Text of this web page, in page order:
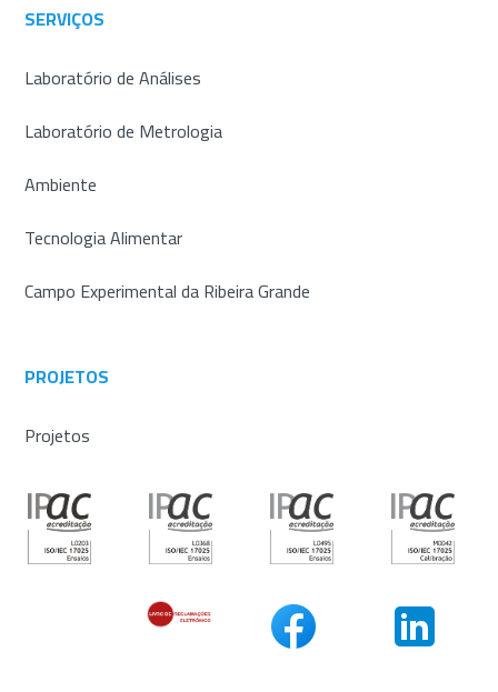
SERVIÇOS
Laboratório de Análises
Laboratório de Metrologia
Ambiente
Tecnologia Alimentar
Campo Experimental da Ribeira Grande
PROJETOS
Projetos